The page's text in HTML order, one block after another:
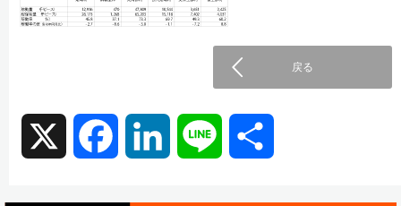
戻る